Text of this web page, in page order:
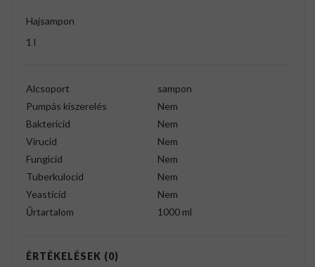
Hajsampon
1 l
Alcsoport
sampon
Pumpás kiszerelés
Nem
Baktericid
Nem
Virucid
Nem
Fungicid
Nem
Tuberkulocid
Nem
Yeasticid
Nem
Űrtartalom
1000 ml
ÉRTÉKELÉSEK (0)